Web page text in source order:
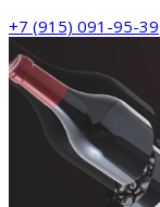
+7 (915) 091-95-39